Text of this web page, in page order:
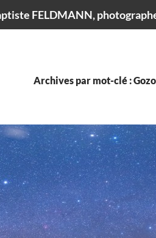
FELDMANN,
Archives par mot-clé : Gozo